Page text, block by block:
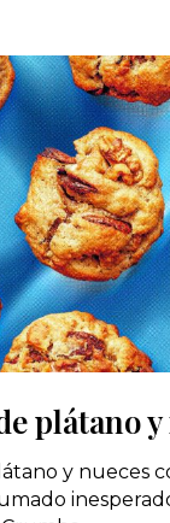
plátano y
y nueces